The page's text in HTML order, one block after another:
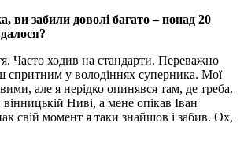
ви забили доволі багато – понад 20
Часто ходив на стандарти. Переважно
спритним у володіннях суперника. Мої
але я нерідко опинявся там, де треба.
Ниві, а мене опікав Іван
свій момент я таки знайшов і забив. Ох,